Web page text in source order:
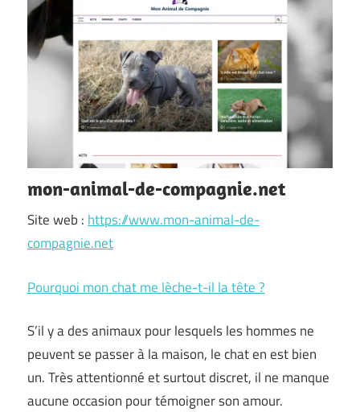
mon-animal-de-compagnie.net
Site web : https://www.mon-animal-de-
compagnie.net
Pourquoi mon chat me lèche-t-il la tête ?
S’il y a des animaux pour lesquels les hommes ne
peuvent se passer à la maison, le chat en est bien
un. Très attentionné et surtout discret, il ne manque
aucune occasion pour témoigner son amour.